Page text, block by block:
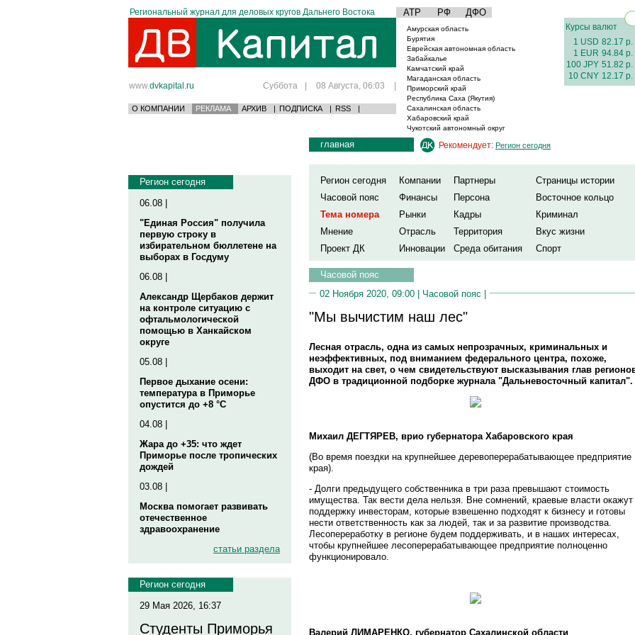
Региональный журнал для деловых кругов Дальнего Востока АТР РФ ДФО
www.dvkapital.ru Суббота | 08 Августа, 06:03 |
О КОМПАНИИ РЕКЛАМА АРХИВ | ПОДПИСКА | RSS |
Амурская область
Бурятия
Еврейская автономная область
Забайкалье
Камчатский край
Магаданская область
Приморский край
Республика Саха (Якутия)
Сахалинская область
Хабаровский край
Чукотский автономный округ
Курсы валют
1 USD 82.17 р.
1 EUR 94.84 р.
100 JPY 51.82 р.
10 CNY 12.17 р.
Регион сегодня
06.08 |
"Единая Россия" получила
первую строку в
избирательном бюллетене на
выборах в Госдуму
06.08 |
Александр Щербаков держит
на контроле ситуацию с
офтальмологической
помощью в Ханкайском
округе
05.08 |
Первое дыхание осени:
температура в Приморье
опустится до +8 °C
04.08 |
Жара до +35: что ждет
Приморье после тропических
дождей
03.08 |
Москва помогает развивать
отечественное
здравоохранение
статьи раздела
Регион сегодня
29 Мая 2026, 16:37
Студенты Приморья
главная Рекомендует: Регион сегодня
Регион сегодня Компании Партнеры
Страницы истории
Часовой пояс
Финансы Персона
Восточное кольцо
Тема номера
Рынки Кадры
Криминал
Мнение
Отрасль Территория
Вкус жизни
Проект ДК
Инновации Среда обитания Спорт
Часовой пояс
02 Ноября 2020, 09:00 | Часовой пояс |
"Мы вычистим наш лес"
Лесная отрасль, одна из самых непрозрачных, криминальных и
неэффективных, под вниманием федерального центра, похоже,
выходит на свет, о чем свидетельствуют высказывания глав
ДФО в традиционной подборке журнала "Дальневосточный капитал".
Михаил ДЕГТЯРЕВ, врио губернатора Хабаровского края
(Во время поездки на крупнейшее деревоперерабатывающее предприятие
края).
- Долги предыдущего собственника в три раза превышают стоимость
имущества. Так вести дела нельзя. Вне сомнений, краевые власти окажут
поддержку инвесторам, которые взвешенно подходят к бизнесу и готовы
нести ответственность как за людей, так и за развитие производства.
Лесопереработку в регионе будем поддерживать, и в наших интересах,
чтобы крупнейшее лесоперерабатывающее предприятие полноценно
функционировало.
Валерий ЛИМАРЕНКО, губернатор Сахалинской области